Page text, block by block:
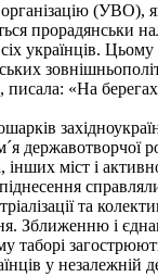
прорадянськи
українців.
«На
міст і
та
Зближенню і
у незалежній